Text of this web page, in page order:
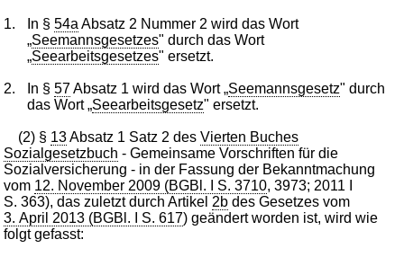
1. In §54a Absatz 2 Nummer 2 wird das Wort
„Seemannsgesetzes" durch das Wort
„Seearbeitsgesetzes" ersetzt.
2. In §57Absatz 1 wird das Wort „Seemannsgesetz" durch
das Wort „Seearbeitsgesetz" ersetzt.
(2) § 13Absatz 1 Satz 2 desVierten Buches
Sozialgesetzbuch - Gemeinsame Vorschriften für die
Sozialversicherung - in der Fassung der Bekanntmachung
vom 12. November 2009 (BGBl. I S. 3710, 3973; 2011 I
S. 363), das zuletzt durch Artikel 2b des Gesetzes vom
3. April 2013 (BGBl. I S. 617) geändert worden ist, wird wie
folgt gefasst: